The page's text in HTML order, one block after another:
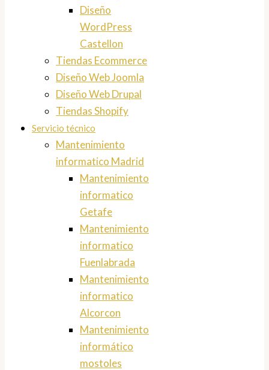
Diseño
WordPress
Castellon
Tiendas Ecommerce
Diseño Web Joomla
Diseño Web Drupal
Tiendas Shopify
Servicio técnico
Mantenimiento
informatico Madrid
Mantenimiento
informatico
Getafe
Mantenimiento
informatico
Fuenlabrada
Mantenimiento
informatico
Alcorcon
Mantenimiento
informático
mostoles